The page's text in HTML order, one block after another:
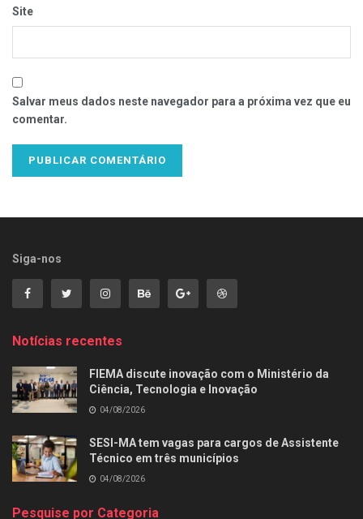
Site
Salvar meus dados neste navegador para a próxima vez que eu
comentar.
Siga-nos
Notícias recentes
FIEMA discute inovação com o Ministério da
Ciência, Tecnologia e Inovação
04/08/2026
SESI-MA tem vagas para cargos de Assistente
Técnico em três municípios
04/08/2026
Pesquise por Categoria